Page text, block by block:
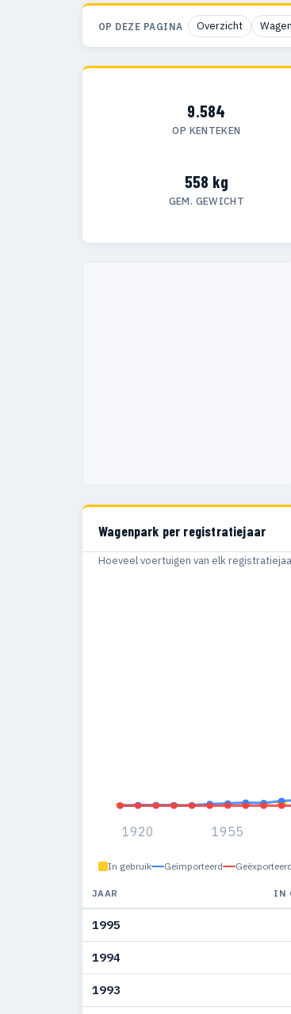
OP DEZE PAGINA Overzicht
9.584
OP KENTEKEN
558 kg
GEM. GEWICHT
Wagenpark per registratiejaar
Hoeveel voertuigen van elk
1920 1955
In gebruik Geïmporteerd Geëxporteerd
JAAR IN
1995
1994
1993